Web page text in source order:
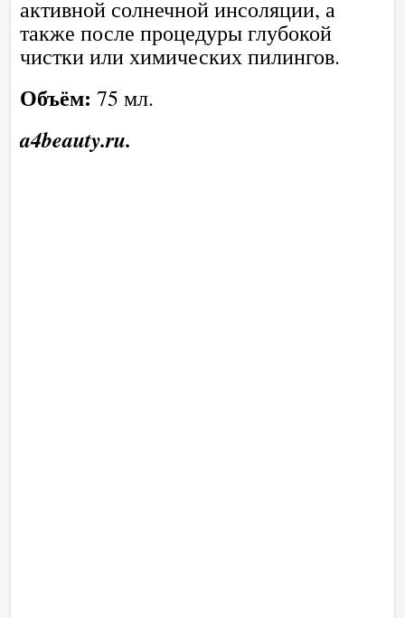
активной солнечной инсоляции, а
также после процедуры глубокой
чистки или химических пилингов.
Объём: 75 мл.
a4beauty.ru.